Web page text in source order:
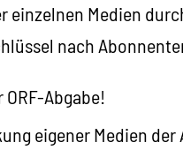
einzelnen Medien
nach
Abgabe!
eigener Medien